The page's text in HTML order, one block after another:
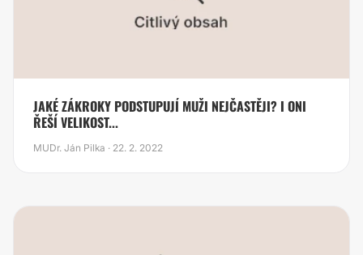
JAKÉ ZÁKROKY PODSTUPUJÍ MUŽI NEJČASTĚJI? I ONI
ŘEŠÍ VELIKOST...
MUDr. Ján Pilka · 22. 2. 2022